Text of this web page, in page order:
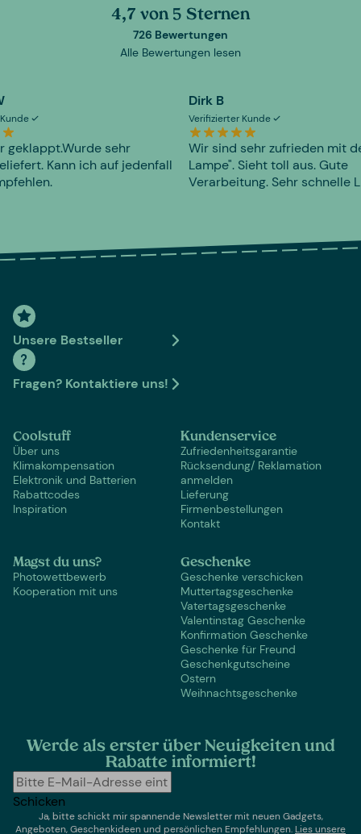
4,7 von 5 Sternen
726 Bewertungen
Alle Bewertungen lesen
geklappt.Wurde sehr
Kann ich auf jedenfall
Dirk B
Verifizierter Kunde
Wir sind sehr zufrieden mit
Lampe". Sieht toll aus. Gute
Verarbeitung. Sehr schnelle
Unsere Bestseller
Fragen? Kontaktiere uns!
Coolstuff
Über uns
Klimakompensation
Elektronik und Batterien
Rabattcodes
Inspiration
Kundenservice
Zufriedenheitsgarantie
Rücksendung/ Reklamation
anmelden
Lieferung
Firmenbestellungen
Kontakt
Magst du uns?
Photowettbewerb
Kooperation mit uns
Geschenke
Geschenke verschicken
Muttertagsgeschenke
Vatertagsgeschenke
Valentinstag Geschenke
Konfirmation Geschenke
Geschenke für Freund
Geschenkgutscheine
Ostern
Weihnachtsgeschenke
Werde als erster über Neuigkeiten und
Rabatte informiert!
Schicken
Ja, bitte schickt mir spannende Newsletter mit neuen Gadgets,
Angeboten, Geschenkideen und persönlichen Empfehlungen. Lies unsere